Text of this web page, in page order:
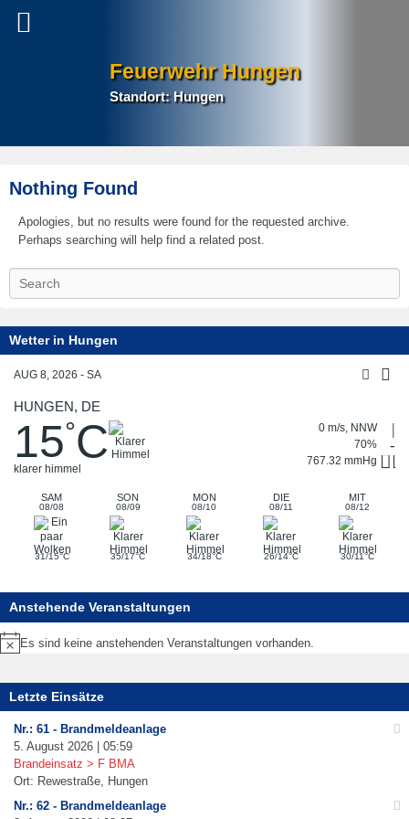
Feuerwehr Hungen
Standort: Hungen
Nothing Found
Apologies, but no results were found for the requested archive.
Perhaps searching will help find a related post.
e
Wetter in Hungen
AUG 8, 2026 - SA
HUNGEN, DE
15°C
klarer himmel
0 m/s, NNW
70%
767.32 mmHg
SAM
08/08
SON
08/09
MON
08/10
DIE
08/11
MIT
08/12
31/15°C 35/17°C 34/18°C 26/14°C 30/11°C
Anstehende Veranstaltungen
Hinweis
Es sind keine anstehenden Veranstaltungen vorhanden.
Letzte Einsätze
Nr.: 61 - Brandmeldeanlage
5. August 2026 | 05:59
Brandeinsatz > F BMA
Ort: Rewestraße, Hungen
Nr.: 62 - Brandmeldeanlage